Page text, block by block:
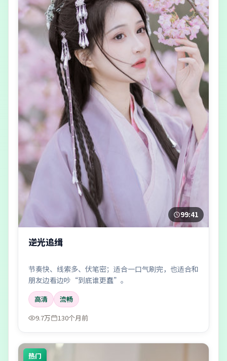
99:41
逆光追缉
节奏快、线索多、伏笔密；适合一口气刷完，也适合和
朋友边看边吵“到底谁更蠢”。
高清
流畅
9.7万
130个月前
热门